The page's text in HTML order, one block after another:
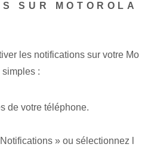
SUR MOTOROLA
les notifications sur votre Mo
:
de votre téléphone.
» ou sélectionnez l